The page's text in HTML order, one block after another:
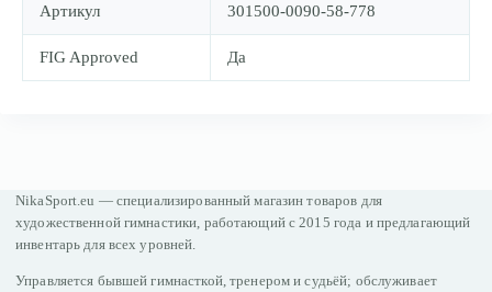
Артикул 301500-0090-58-778
FIG Approved Да
NikaSport.eu — специализированный магазин товаров для
художественной гимнастики, работающий с 2015 года и предлагающий
инвентарь для всех уровней.
Управляется бывшей гимнасткой, тренером и судьёй; обслуживает